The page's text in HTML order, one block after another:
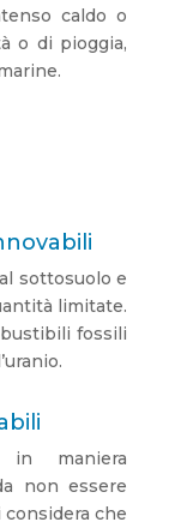
caldo o
o di pioggia,
sottosuolo e
limitate.
fossili
maniera
non essere
che